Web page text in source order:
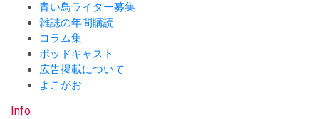
青い鳥ライター募集
雑誌の年間購読
コラム集
ポッドキャスト
広告掲載について
よこがお
Info